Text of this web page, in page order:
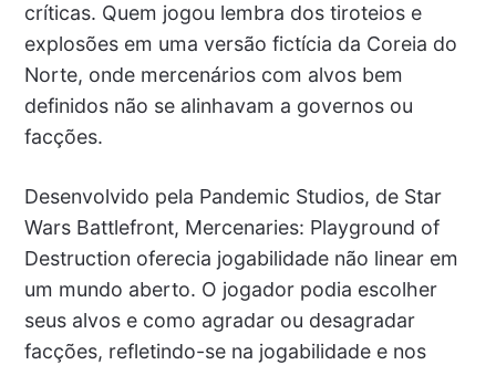
críticas. Quem jogou lembra dos tiroteios e
explosões em uma versão fictícia da Coreia do
Norte, onde mercenários com alvos bem
definidos não se alinhavam a governos ou
facções.
Desenvolvido pela Pandemic Studios, de Star
Wars Battlefront, Mercenaries: Playground of
Destruction oferecia jogabilidade não linear em
um mundo aberto. O jogador podia escolher
seus alvos e como agradar ou desagradar
facções, refletindo-se na jogabilidade e nos